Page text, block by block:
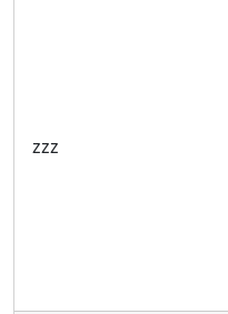
zzz